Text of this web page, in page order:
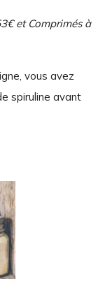
et Comprimés à
vous avez
spiruline avant